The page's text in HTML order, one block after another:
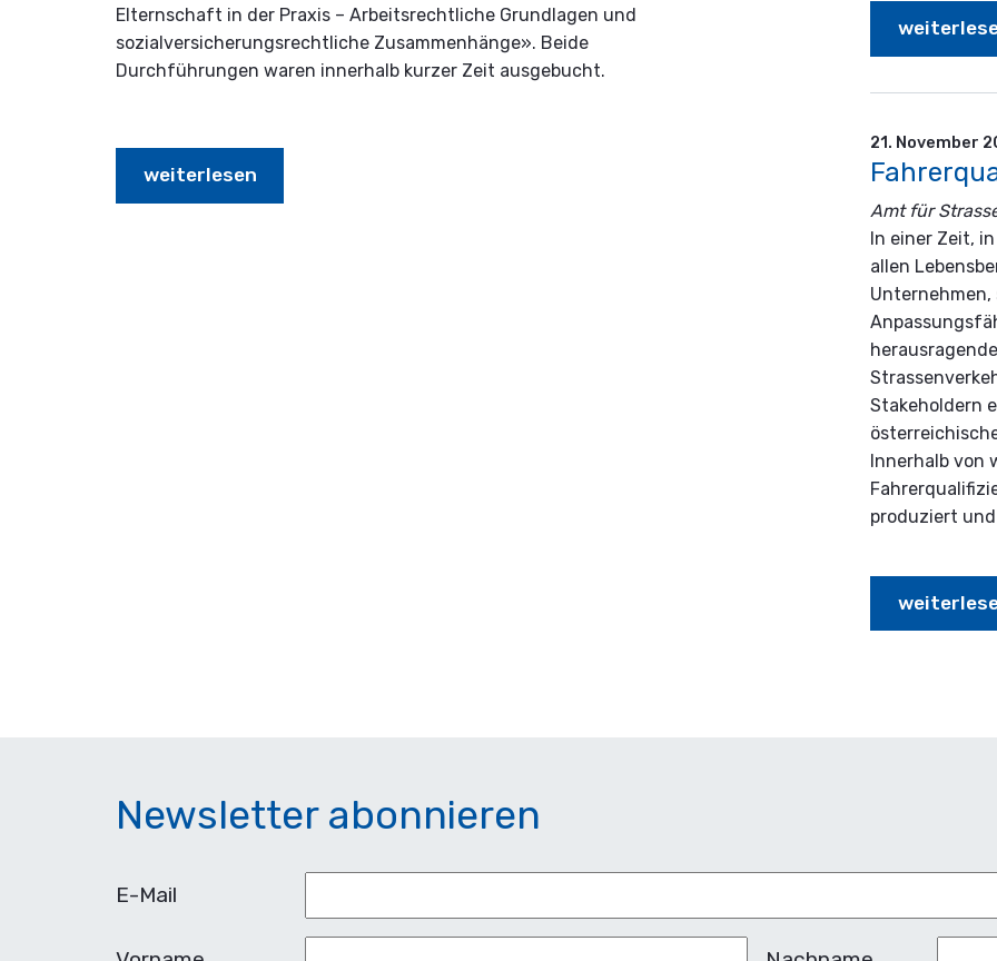
Elternschaft in der Praxis – Arbeitsrechtliche Grundlagen und
sozialversicherungsrechtliche Zusammenhänge». Beide
Durchführungen waren innerhalb kurzer Zeit ausgebucht.
weiterlesen
21. November
Amt für
In einer Zeit,
allen
Stakeholdern
Innerhalb von
produziert
Newsletter abonnieren
E-Mail